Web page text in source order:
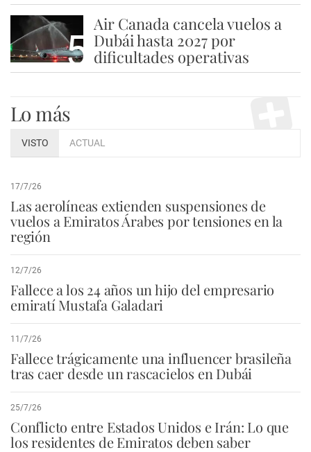
5
Air Canada cancela vuelos a
Dubái hasta 2027 por
dificultades operativas
Lo más
VISTO ACTUAL
17/7/26
Las aerolíneas extienden suspensiones de
vuelos a Emiratos Árabes por tensiones en la
región
12/7/26
Fallece a los 24 años un hijo del empresario
emiratí Mustafa Galadari
11/7/26
Fallece trágicamente una influencer brasileña
tras caer desde un rascacielos en Dubái
25/7/26
Conflicto entre Estados Unidos e Irán: Lo que
los residentes de Emiratos deben saber